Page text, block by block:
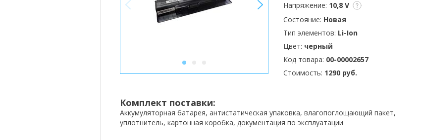
1
Напряжение: 10,8 V
Состояние: Новая
Тип элементов: Li-Ion
Цвет: черный
Код товара: 00-00002657
Стоимость: 1290 руб.
Комплект поставки:
Аккумуляторная батарея, антистатическая упаковка, влагопоглощающий пакет,
уплотнитель, картонная коробка, документация по эксплуатации